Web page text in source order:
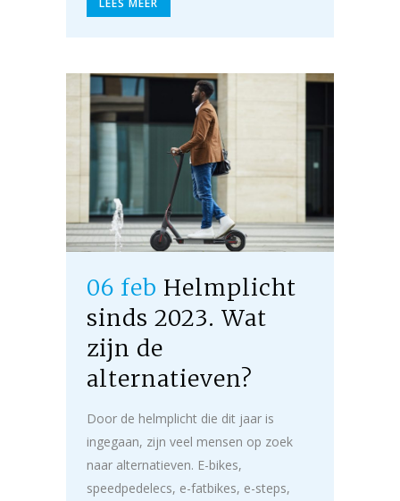
06 feb Helmplicht
sinds 2023. Wat
zijn de
alternatieven?
Door de helmplicht die dit jaar is
ingegaan, zijn veel mensen op zoek
naar alternatieven. E-bikes,
speedpedelecs, e-fatbikes, e-steps,